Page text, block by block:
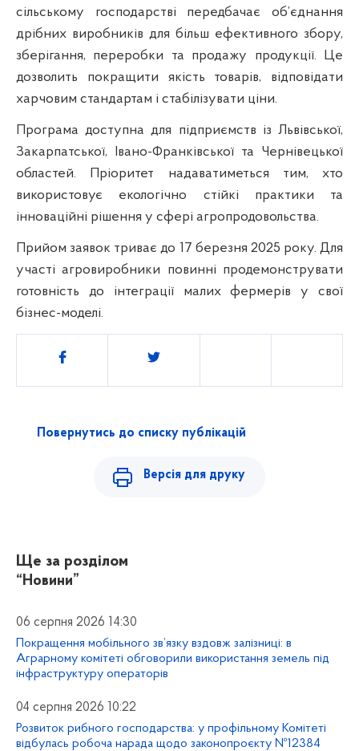
сільському господарстві передбачає об’єднання
дрібних виробників для більш ефективного збору,
зберігання, переробки та продажу продукції. Це
дозволить покращити якість товарів, відповідати
харчовим стандартам і стабілізувати ціни.
Програма доступна для підприємств із Львівської,
Закарпатської, Івано-Франківської та Чернівецької
областей. Пріоритет надаватиметься тим, хто
використовує екологічно стійкі практики та
інноваційні рішення у сфері агропродовольства.
Прийом заявок триває до 17 березня 2025 року. Для
участі агровиробники повинні продемонструвати
готовність до інтеграції малих фермерів у свої
бізнес-моделі.
Поділитись
Повернутись до списку публікацій
Версія для друку
Ще за розділом
“Новини”
06 серпня 2026 14:30
Покращення мобільного зв’язку вздовж залізниці: в
Аграрному комітеті обговорили використання земель під
інфраструктуру операторів
04 серпня 2026 10:22
Розвиток рибного господарства: у профільному Комітеті
відбулась робоча нарада щодо законопроєкту №12384